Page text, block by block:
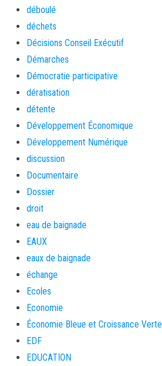
déboulé
déchets
Décisions Conseil Exécutif
Démarches
Démocratie participative
dératisation
détente
Développement Économique
Développement Numérique
discussion
Documentaire
Dossier
droit
eau de baignade
EAUX
eaux de baignade
échange
Ecoles
Economie
Économie Bleue et Croissance Verte
EDF
EDUCATION